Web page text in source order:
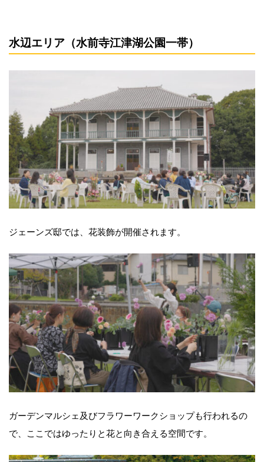
水辺エリア（水前寺江津湖公園一帯）
ジェーンズ邸では、花装飾が開催されます。
ガーデンマルシェ及びフラワーワークショップも行われるの
で、ここではゆったりと花と向き合える空間です。